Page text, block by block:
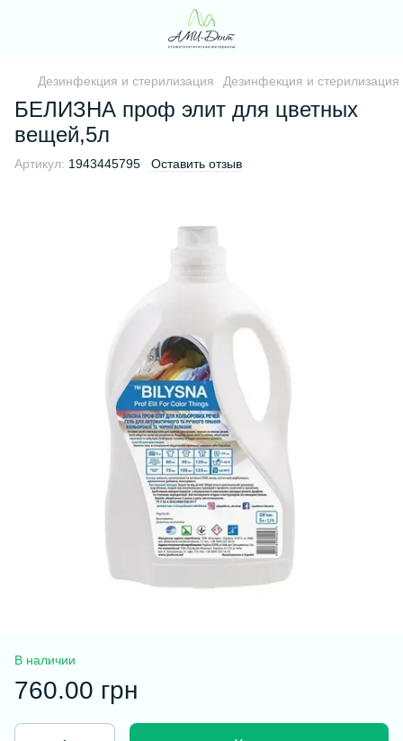
Дезинфекция и стерилизация Дезинфекция и
БЕЛИЗНА проф элит для цветных
вещей,5л
Артикул: 1943445795 Оставить отзыв
В наличии
760.00 грн